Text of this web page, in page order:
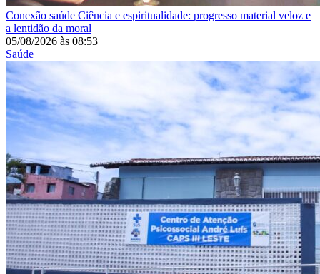
Conexão saúde Ciência e espiritualidade: progresso material veloz e
a lentidão da moral
05/08/2026 às 08:53
Saúde